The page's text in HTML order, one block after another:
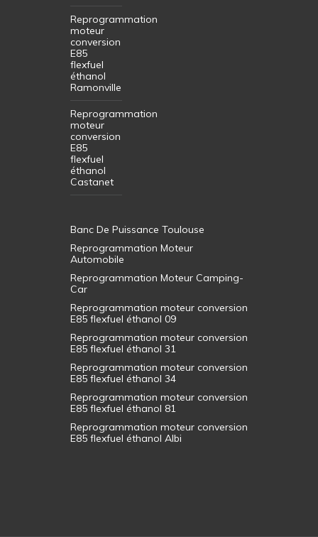
Reprogrammation
moteur
conversion
E85
flexfuel
éthanol
Ramonville
Reprogrammation
moteur
conversion
E85
flexfuel
éthanol
Castanet
Banc De Puissance Toulouse
Reprogrammation Moteur
Automobile
Reprogrammation Moteur Camping-
Car
Reprogrammation moteur conversion
E85 flexfuel éthanol 09
Reprogrammation moteur conversion
E85 flexfuel éthanol 31
Reprogrammation moteur conversion
E85 flexfuel éthanol 34
Reprogrammation moteur conversion
E85 flexfuel éthanol 81
Reprogrammation moteur conversion
E85 flexfuel éthanol Albi